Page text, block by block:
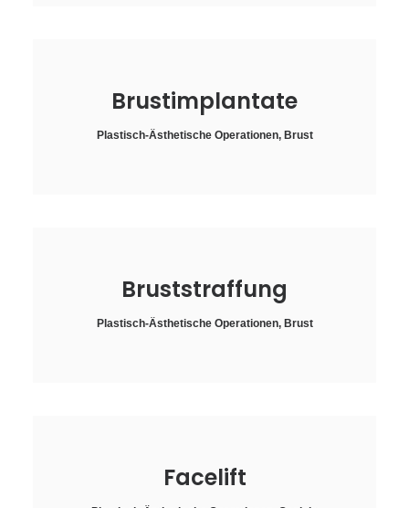
Brustimplantate
Plastisch-Ästhetische Operationen, Brust
Bruststraffung
Plastisch-Ästhetische Operationen, Brust
Facelift